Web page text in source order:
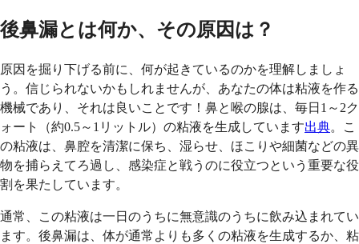
後鼻漏とは何か、その原因は？
原因を掘り下げる前に、何が起きているのかを理解しましょ
う。信じられないかもしれませんが、あなたの体は粘液を作る
機械であり、それは良いことです！鼻と喉の腺は、毎日1～2ク
ォート（約0.5～1リットル）の粘液を生成しています出典。こ
の粘液は、鼻腔を清潔に保ち、湿らせ、ほこりや細菌などの異
物を捕らえてろ過し、感染症と戦うのに役立つという重要な役
割を果たしています。
通常、この粘液は一日のうちに無意識のうちに飲み込まれてい
ます。後鼻漏は、体が通常よりも多くの粘液を生成するか、粘